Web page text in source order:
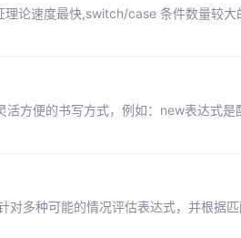
论速度最快,switch/case 条件数量较大
方便的书写方式，例如：new表达式是
多种可能的情况评估表达式，并根据